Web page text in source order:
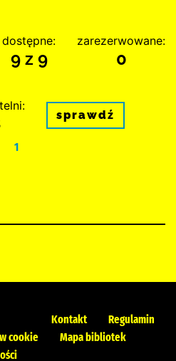
dostępne:
9 z 9
zarezerwowane:
0
sprawdź
1
Kontakt
Regulamin
cookie
Mapa bibliotek